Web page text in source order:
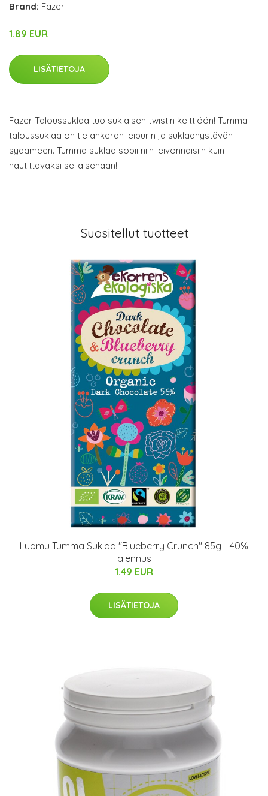
Brand: Fazer
1.89 EUR
LISÄTIETOJA
Fazer Taloussuklaa tuo suklaisen twistin keittiöön! Tumma
taloussuklaa on tie ahkeran leipurin ja suklaanystävän
sydämeen. Tumma suklaa sopii niin leivonnaisiin kuin
nautittavaksi sellaisenaan!
Suositellut tuotteet
Luomu Tumma Suklaa "Blueberry Crunch" 85g - 40%
alennus
1.49 EUR
LISÄTIETOJA